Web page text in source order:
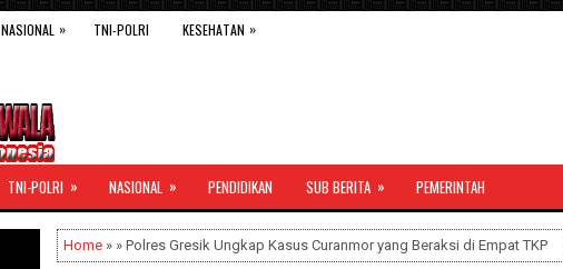
NASIONAL » TNI-POLRI KESEHATAN »
TNI-POLRI » NASIONAL » PENDIDIKAN SUB BERITA » PEMERINTAH
Home » » Polres Gresik Ungkap Kasus Curanmor yang Beraksi di Empat TKP